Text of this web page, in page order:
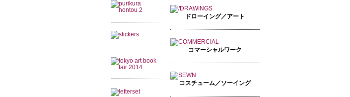
ドローイング／アート
コマーシャルワーク
コスチューム／ソーイング